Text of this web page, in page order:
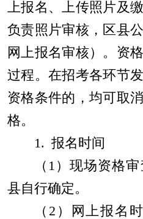
上报名、上传照片及
负责照片审核，区县
网上报名审核）。资
过程。在招考各环节
资格条件的，均可取
格。
1. 报名时间
（ 1 ）现场资格
县自行确定。
（ 2 ）网上报名时